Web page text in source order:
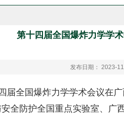
第十四届全国爆炸力学学
发布日期： 2023-
届全国爆炸力学学术会议在
全防护全国重点实验室、